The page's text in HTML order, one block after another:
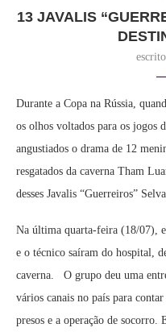
13 JAVALIS
Durante a Copa na Rússia,
os olhos voltados para os jogos
angustiados o drama de 12
resgatados da caverna Tham
desses Javalis “Guerreiros”
Na última quarta-feira (18/07),
e o técnico saíram do hospital,
caverna. O grupo deu uma
vários canais no país para
presos e a operação de socorro.